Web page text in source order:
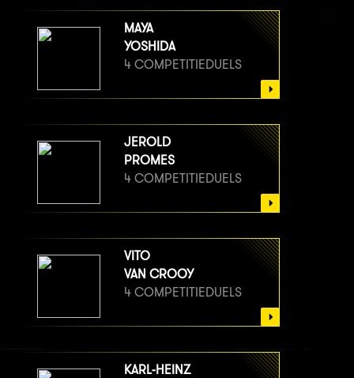
MAYA
YOSHIDA
4 COMPETITIEDUELS
JEROLD
PROMES
4 COMPETITIEDUELS
VITO
VAN CROOY
4 COMPETITIEDUELS
KARL-HEINZ